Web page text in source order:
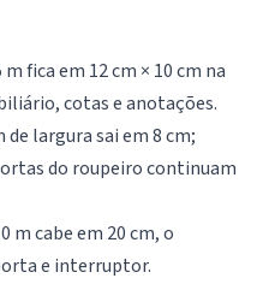
fica em 12 cm × 10 cm na
cotas e anotações.
largura sai em 8 cm;
do roupeiro continuam
m cabe em 20 cm, o
e interruptor.